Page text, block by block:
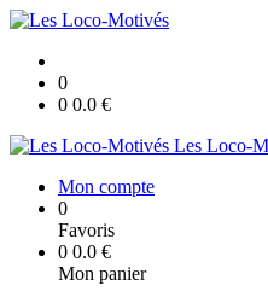
0
0 0.0 €
Les Loco-
Mon compte
0
Favoris
0 0.0 €
Mon panier